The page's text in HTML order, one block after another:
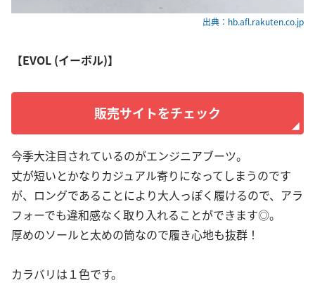
出典：hb.afl.rakuten.co.jp
【EVOL (イーボル)】
販売サイトをチェック
今季大注目されているのがエンジニアブーツ。
丈が短いとかなりカジュアル寄りになってしまうのです
が、ロングであることにより大人っぽく履けるので、アラ
フォーでも違和感なく取り入れることができます◎。
厚めのソールと太めの筒なので履き心地も抜群！
カラバリは１色です。